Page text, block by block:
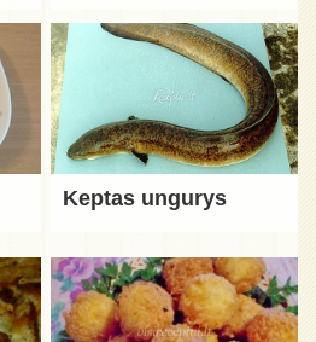
Keptas ungurys